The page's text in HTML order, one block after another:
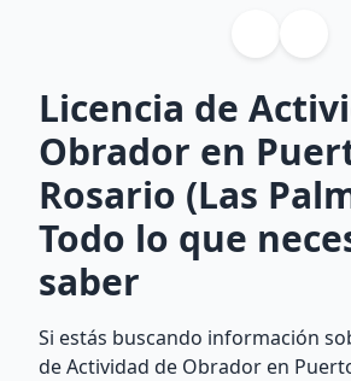
Licencia de
Obrador en
Rosario (Las
Todo lo que
saber
Si estás buscando información
de Actividad de Obrador en